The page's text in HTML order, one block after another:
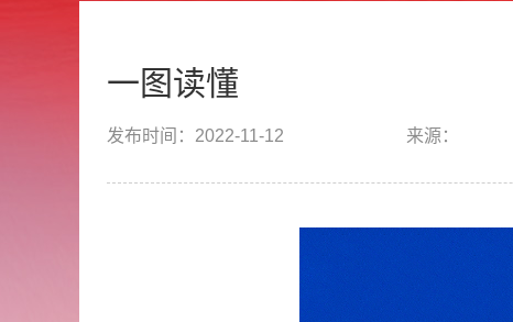
一图读懂
发布时间： 2022-11-12 来源：